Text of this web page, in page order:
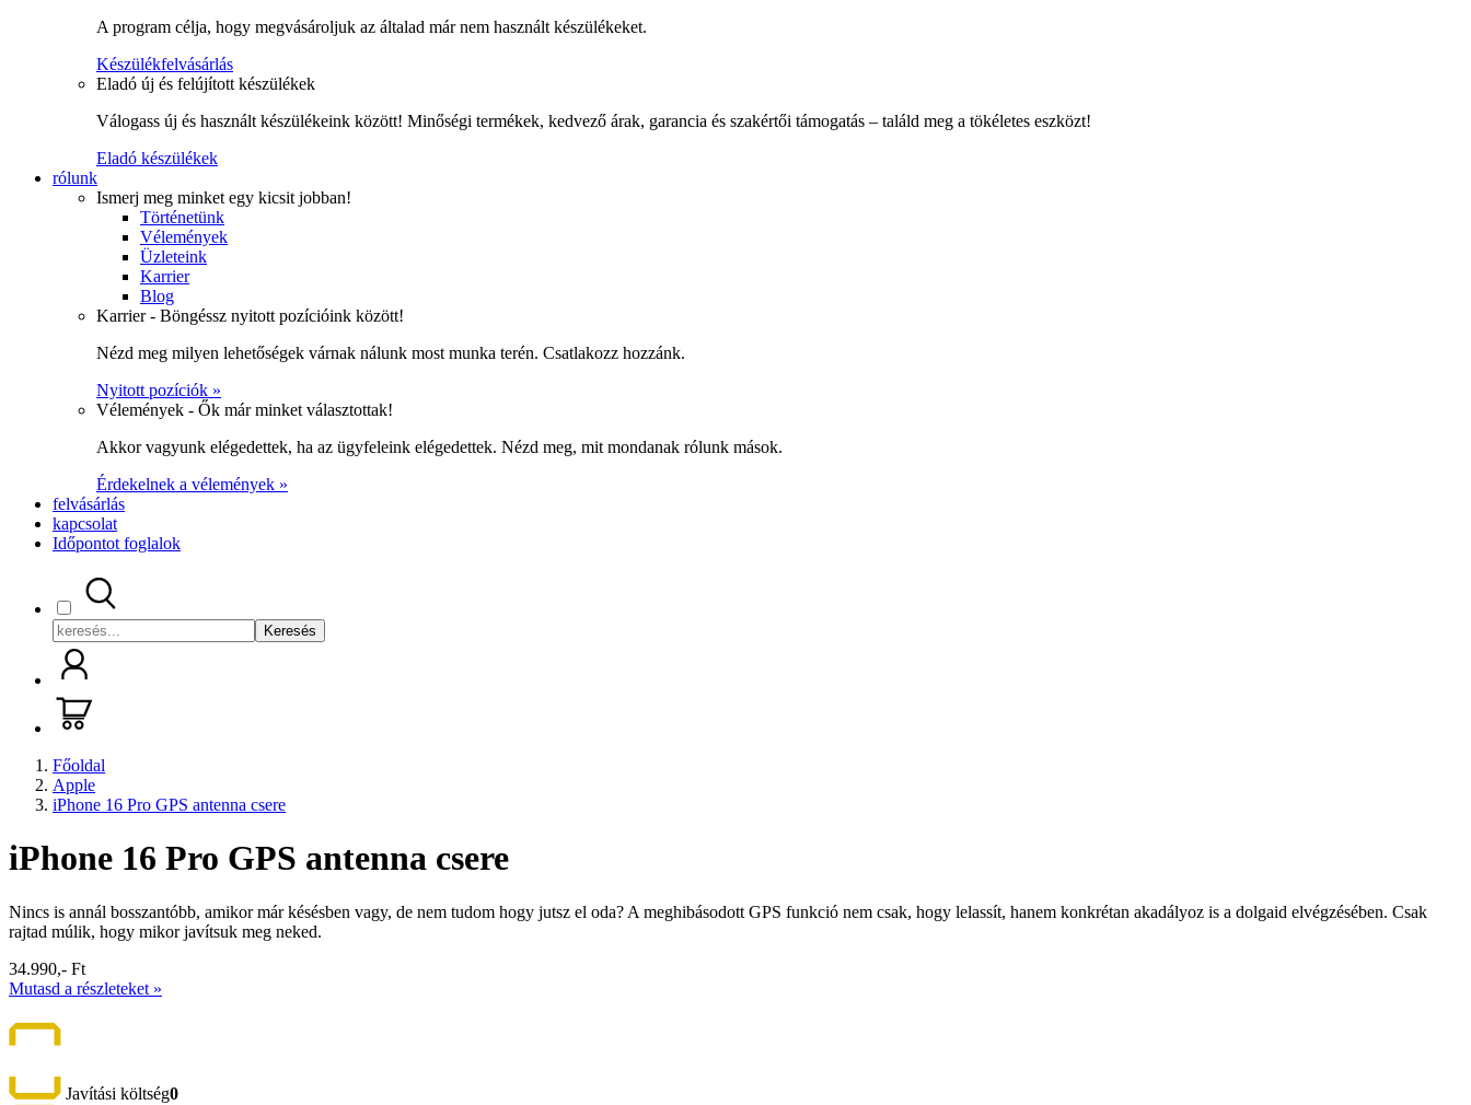
A program célja, hogy megvásároljuk az általad már nem használt készülékeket.
Készülékfelvásárlás
Eladó új és felújított készülékek
Válogass új és használt készülékeink között! Minőségi termékek, kedvező árak, garancia és szakértői támogatás – találd meg a tökéletes eszközt!
Eladó készülékek
rólunk
Ismerj meg minket egy kicsit jobban!
Történetünk
Vélemények
Üzleteink
Karrier
Blog
Karrier - Böngéssz nyitott pozícióink között!
Nézd meg milyen lehetőségek várnak nálunk most munka terén. Csatlakozz hozzánk.
Nyitott pozíciók »
Vélemények - Ők már minket választottak!
Akkor vagyunk elégedettek, ha az ügyfeleink elégedettek. Nézd meg, mit mondanak rólunk mások.
Érdekelnek a vélemények »
felvásárlás
kapcsolat
Időpontot foglalok
Keresés
Főoldal
Apple
iPhone 16 Pro GPS antenna csere
iPhone 16 Pro GPS antenna csere
Nincs is annál bosszantóbb, amikor már késésben vagy, de nem tudom hogy jutsz el oda? A meghibásodott GPS funkció nem csak, hogy lelassít, hanem konkrétan akadályoz is a dolgaid elvégzésében. Csak
rajtad múlik, hogy mikor javítsuk meg neked.
34.990,- Ft
Mutasd a részleteket »
Javítási költség0